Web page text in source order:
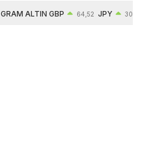
GRAM ALTIN GBP 64,52 JPY 30,31